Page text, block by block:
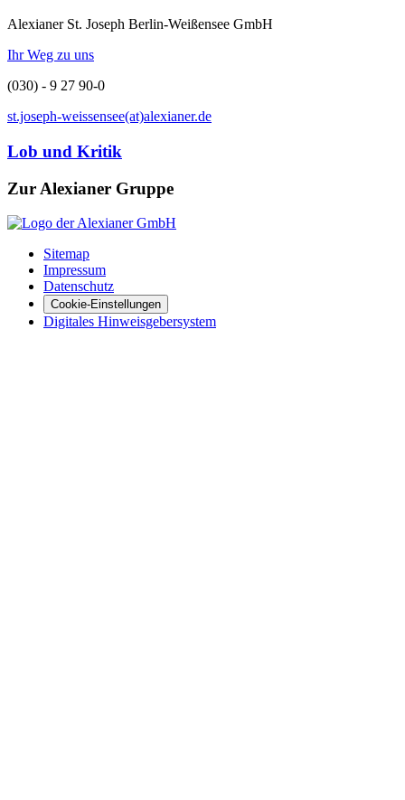
Alexianer St. Joseph Berlin-Weißensee GmbH
Ihr Weg zu uns
(030) - 9 27 90-0
st.joseph-weissensee(at)alexianer.de
Lob und Kritik
Zur Alexianer Gruppe
Sitemap
Impressum
Datenschutz
Cookie-Einstellungen
Digitales Hinweisgebersystem